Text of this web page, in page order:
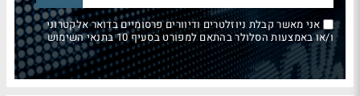
אני מאשר קבלת ניוזלטרים ודיוורים פרסומיים בדואר אלקטרוני
ו/או באמצעות הסלולר בהתאם למפורט בסעיף 10 בתנאי השימוש